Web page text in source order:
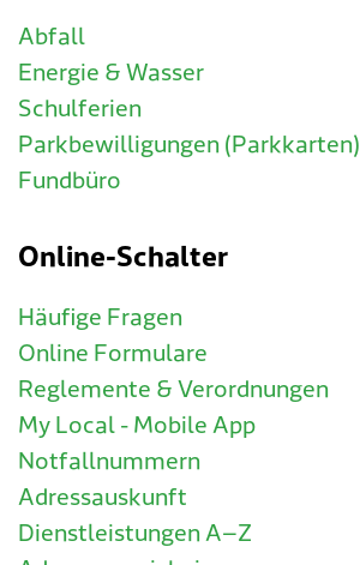
Abfall
Energie & Wasser
Schulferien
Parkbewilligungen (Parkkarten)
Fundbüro
Online-Schalter
Häufige Fragen
Online Formulare
Reglemente & Verordnungen
My Local - Mobile App
Notfallnummern
Adressauskunft
Dienstleistungen A–Z